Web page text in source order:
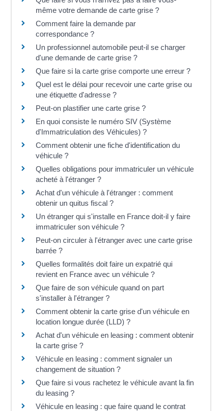
même votre demande de carte grise ?
Comment faire la demande par
correspondance ?
Un professionnel automobile peut-il se charger
d'une demande de carte grise ?
Que faire si la carte grise comporte une erreur ?
Quel est le délai pour recevoir une carte grise ou
une étiquette d'adresse ?
Peut-on plastifier une carte grise ?
En quoi consiste le numéro SIV (Système
d'Immatriculation des Véhicules) ?
Comment obtenir une fiche d'identification du
véhicule ?
Quelles obligations pour immatriculer un véhicule
acheté à l'étranger ?
Achat d'un véhicule à l'étranger : comment
obtenir un quitus fiscal ?
Un étranger qui s'installe en France doit-il y faire
immatriculer son véhicule ?
Peut-on circuler à l'étranger avec une carte grise
barrée ?
Quelles formalités doit faire un expatrié qui
revient en France avec un véhicule ?
Que faire de son véhicule quand on part
s'installer à l'étranger ?
Comment obtenir la carte grise d'un véhicule en
location longue durée (LLD) ?
Achat d'un véhicule en leasing : comment obtenir
la carte grise ?
Véhicule en leasing : comment signaler un
changement de situation ?
Que faire si vous rachetez le véhicule avant la fin
du leasing ?
Véhicule en leasing : que faire quand le contrat